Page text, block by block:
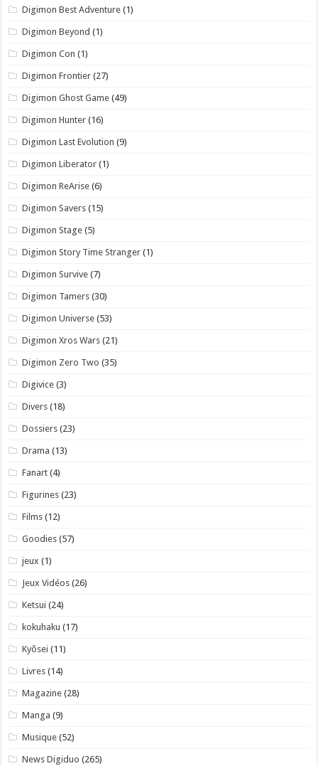
Digimon Best Adventure (1)
Digimon Beyond (1)
Digimon Con (1)
Digimon Frontier (27)
Digimon Ghost Game (49)
Digimon Hunter (16)
Digimon Last Evolution (9)
Digimon Liberator (1)
Digimon ReArise (6)
Digimon Savers (15)
Digimon Stage (5)
Digimon Story Time Stranger (1)
Digimon Survive (7)
Digimon Tamers (30)
Digimon Universe (53)
Digimon Xros Wars (21)
Digimon Zero Two (35)
Digivice (3)
Divers (18)
Dossiers (23)
Drama (13)
Fanart (4)
Figurines (23)
Films (12)
Goodies (57)
jeux (1)
Jeux Vidéos (26)
Ketsui (24)
kokuhaku (17)
Kyôsei (11)
Livres (14)
Magazine (28)
Manga (9)
Musique (52)
News Digiduo (265)